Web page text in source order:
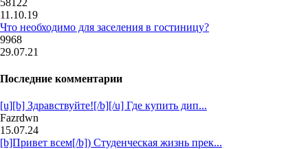
58122
11.10.19
Что необходимо для заселения в гостиницу?
9968
29.07.21
Последние комментарии
[u][b] Здравствуйте![/b][/u] Где купить дип...
Fazrdwn
15.07.24
[b]Привет всем[/b]) Студенческая жизнь прек...